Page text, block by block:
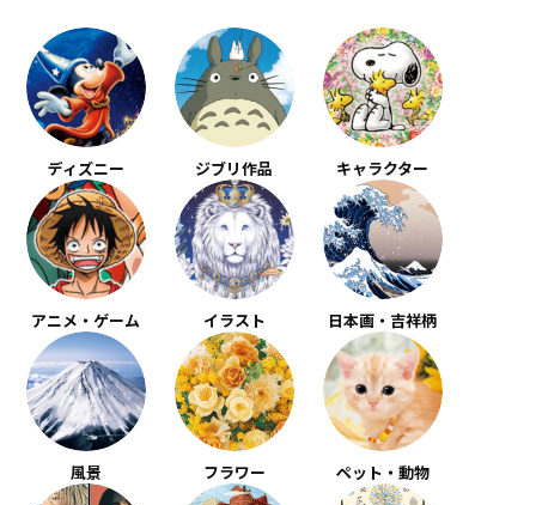
ディズニー ジブリ作品 キャラクター
アニメ・ゲーム イラスト 日本画・吉祥柄
風景 フラワー ペット・動物